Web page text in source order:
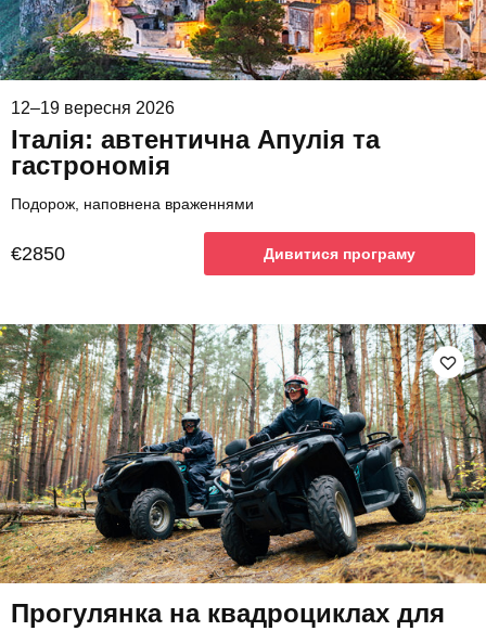
12–19 вересня 2026
Італія: автентична Апулія та
гастрономія
Подорож, наповнена враженнями
€2850 Дивитися програму
Прогулянка на квадроциклах для